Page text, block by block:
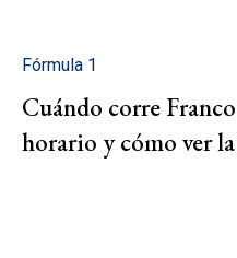
Fórmula 1
Cuándo corre
horario y cómo ver